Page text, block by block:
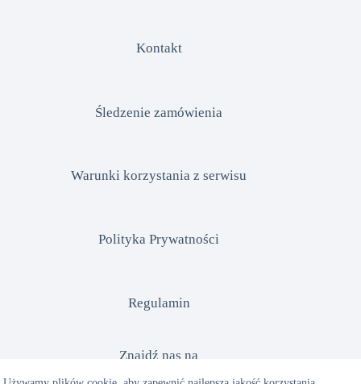
Kontakt
Śledzenie zamówienia
Warunki korzystania z serwisu
Polityka Prywatności
Regulamin
Znajdź nas na